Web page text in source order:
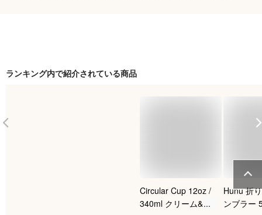
ランキング内で紹介されている商品
Circular Cup 12oz /
340ml クリーム&ブ
Hunu 折
ンブラー